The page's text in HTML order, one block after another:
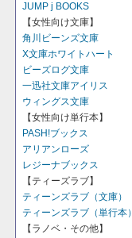
JUMP j BOOKS
【女性向け文庫】
角川ビーンズ文庫
X文庫ホワイトハート
ビーズログ文庫
一迅社文庫アイリス
ウィングス文庫
【女性向け単行本】
PASH!ブックス
アリアンローズ
レジーナブックス
【ティーズラブ】
ティーンズラブ（文庫）
ティーンズラブ（単行本）
【ラノベ・その他】